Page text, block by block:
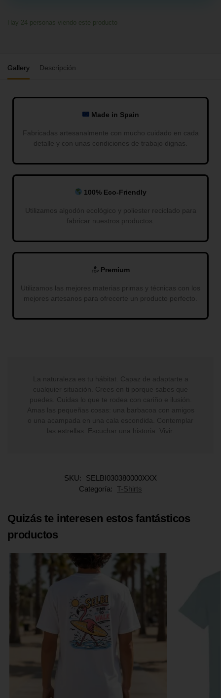
Hay 24 personas viendo este producto
Gallery Descripción
Made in Spain
Fabricadas artesanalmente con mucho cuidado en cada
detalle y con unas condiciones de trabajo dignas.
100% Eco-Friendly
Utilizamos algodón ecológico y poliester reciclado para
fabricar nuestros productos.
Premium
Utilizamos las mejores materias primas y técnicas con los
mejores artesanos para ofrecerte un producto perfecto.
La naturaleza es tu hábitat. Capaz de adaptarte a
cualquier situación. Crees en ti porque sabes que
puedes. Cuidas lo que te rodea con cariño e ilusión.
Amas las pequeñas cosas: una barbacoa con amigos
o una acampada en una cala escondida. Contemplar
las estrellas. Escuchar una historia. Vivir.
SKU:
SELBI030380000XXX
Categoría:
T-Shirts
Quizás te interesen estos fantásticos
productos